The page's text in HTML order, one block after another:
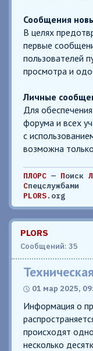
Сообщения
В целях
первые
пользователей
просмотра и
Личные
Для
форума и всех
с
возможна
ПЛОРС — Поиск Л
Спецслужбами
PLORS.org
PLORS
Сообщений: 35
01 мар 2025,
Информация о
происходят
несколько